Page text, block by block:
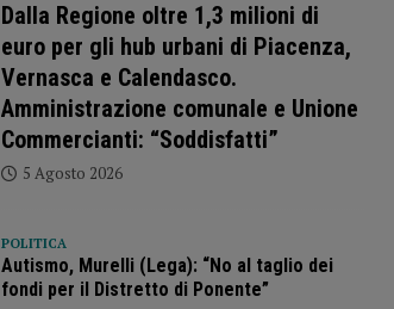
Dalla Regione oltre 1,3 milioni di
euro per gli hub urbani di Piacenza,
Vernasca e Calendasco.
Amministrazione comunale e Unione
Commercianti: “Soddisfatti”
5 Agosto 2026
POLITICA
Autismo, Murelli (Lega): “No al taglio dei
fondi per il Distretto di Ponente”